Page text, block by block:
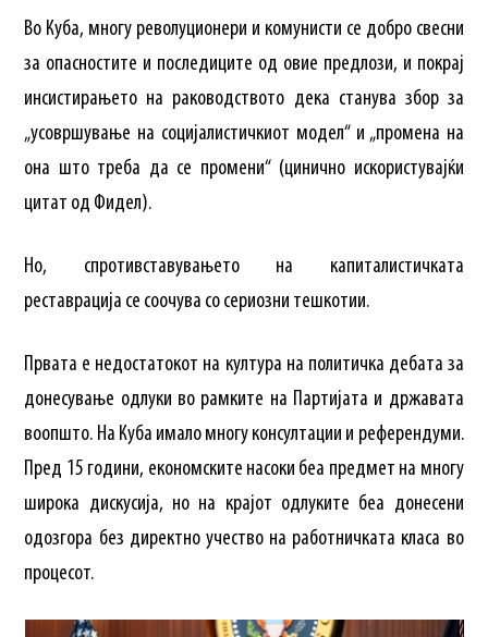
Во Куба, многу револуционери и комунисти се добро свесни
за опасностите и последиците од овие предлози, и покрај
инсистирањето на раководството дека станува збор за
„усовршување на социјалистичкиот модел“ и „промена на
она што треба да се промени“ (цинично искористувајќи
цитат од Фидел).
Но, спротивставувањето на капиталистичката
реставрација се соочува со сериозни тешкотии.
Првата е недостатокот на култура на политичка дебата за
донесување одлуки во рамките на Партијата и државата
воопшто. На Куба имало многу консултации и референдуми.
Пред 15 години, економските насоки беа предмет на многу
широка дискусија, но на крајот одлуките беа донесени
одозгора без директно учество на работничката класа во
процесот.